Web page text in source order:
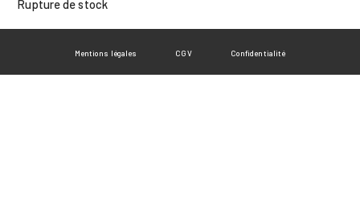
Rupture de stock
Mentions légales CGV Confidentialité